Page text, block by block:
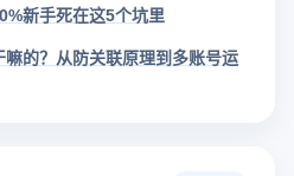
新手死在这5个坑里
的？从防关联原理到多账号运